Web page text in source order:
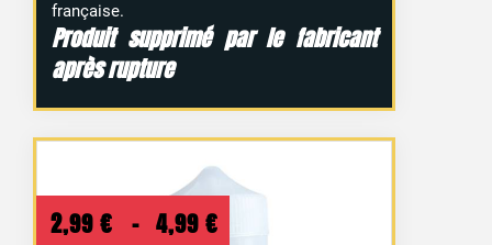
française.
Produit supprimé par le fabricant
après rupture
2,99 € – 4,99 €